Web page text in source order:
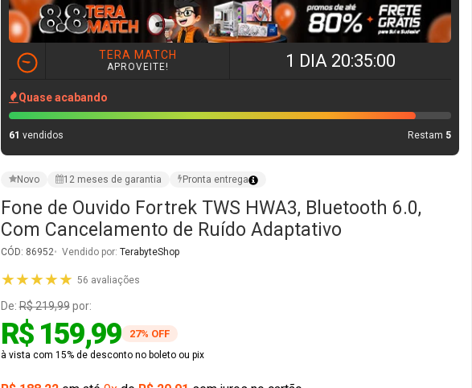
TERA MATCH
APROVEITE! 1 DIA 20:34:59
Quase acabando
61 vendidos Restam 5
Novo 12 meses de garantia Pronta entrega
Fone de Ouvido Fortrek TWS HWA3, Bluetooth 6.0,
Com Cancelamento de Ruído Adaptativo
CÓD: 86952 Vendido por: TerabyteShop
★★★★★ 56 avaliações
De:R$ 219,99por:
R$ 159,99 27% OFF
à vista com 15% de desconto no boleto ou pix